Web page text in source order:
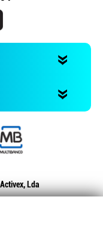
Activex, Lda